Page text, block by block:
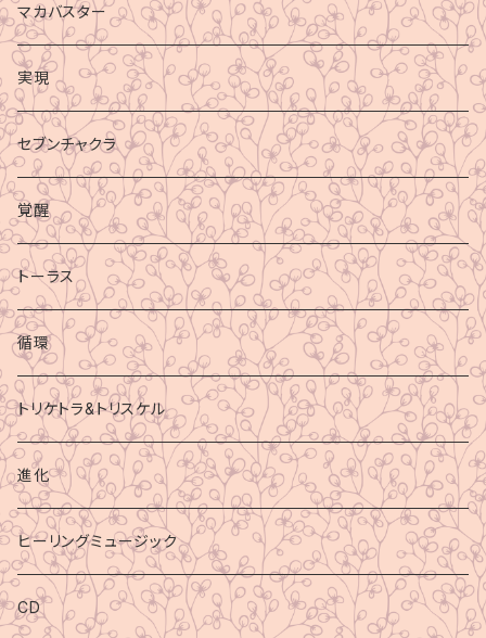
マカバスター
実現
セブンチャクラ
覚醒
トーラス
循環
トリケトラ&トリスケル
進化
ヒーリングミュージック
CD